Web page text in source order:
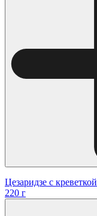
Цезаридзе с креветкой
220 г